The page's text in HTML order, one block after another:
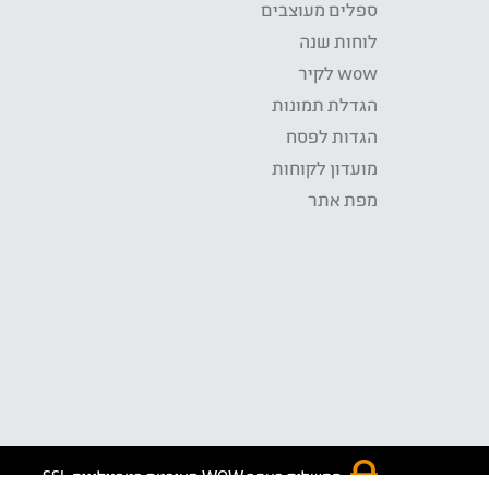
ספלים מעוצבים
לוחות שנה
wow לקיר
הגדלת תמונות
הגדות לפסח
מועדון לקוחות
מפת אתר
התשלום באתר WOW מאובטח בטכנולוגית SSL